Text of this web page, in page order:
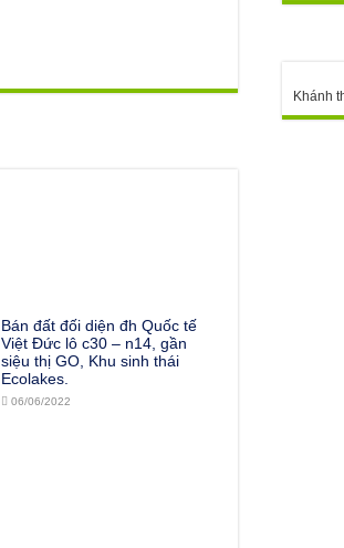
Bán đất đối diện đh Quốc tế
Việt Đức lô c30 – n14, gần
siệu thị GO, Khu sinh thái
Ecolakes.
06/06/2022
Khánh